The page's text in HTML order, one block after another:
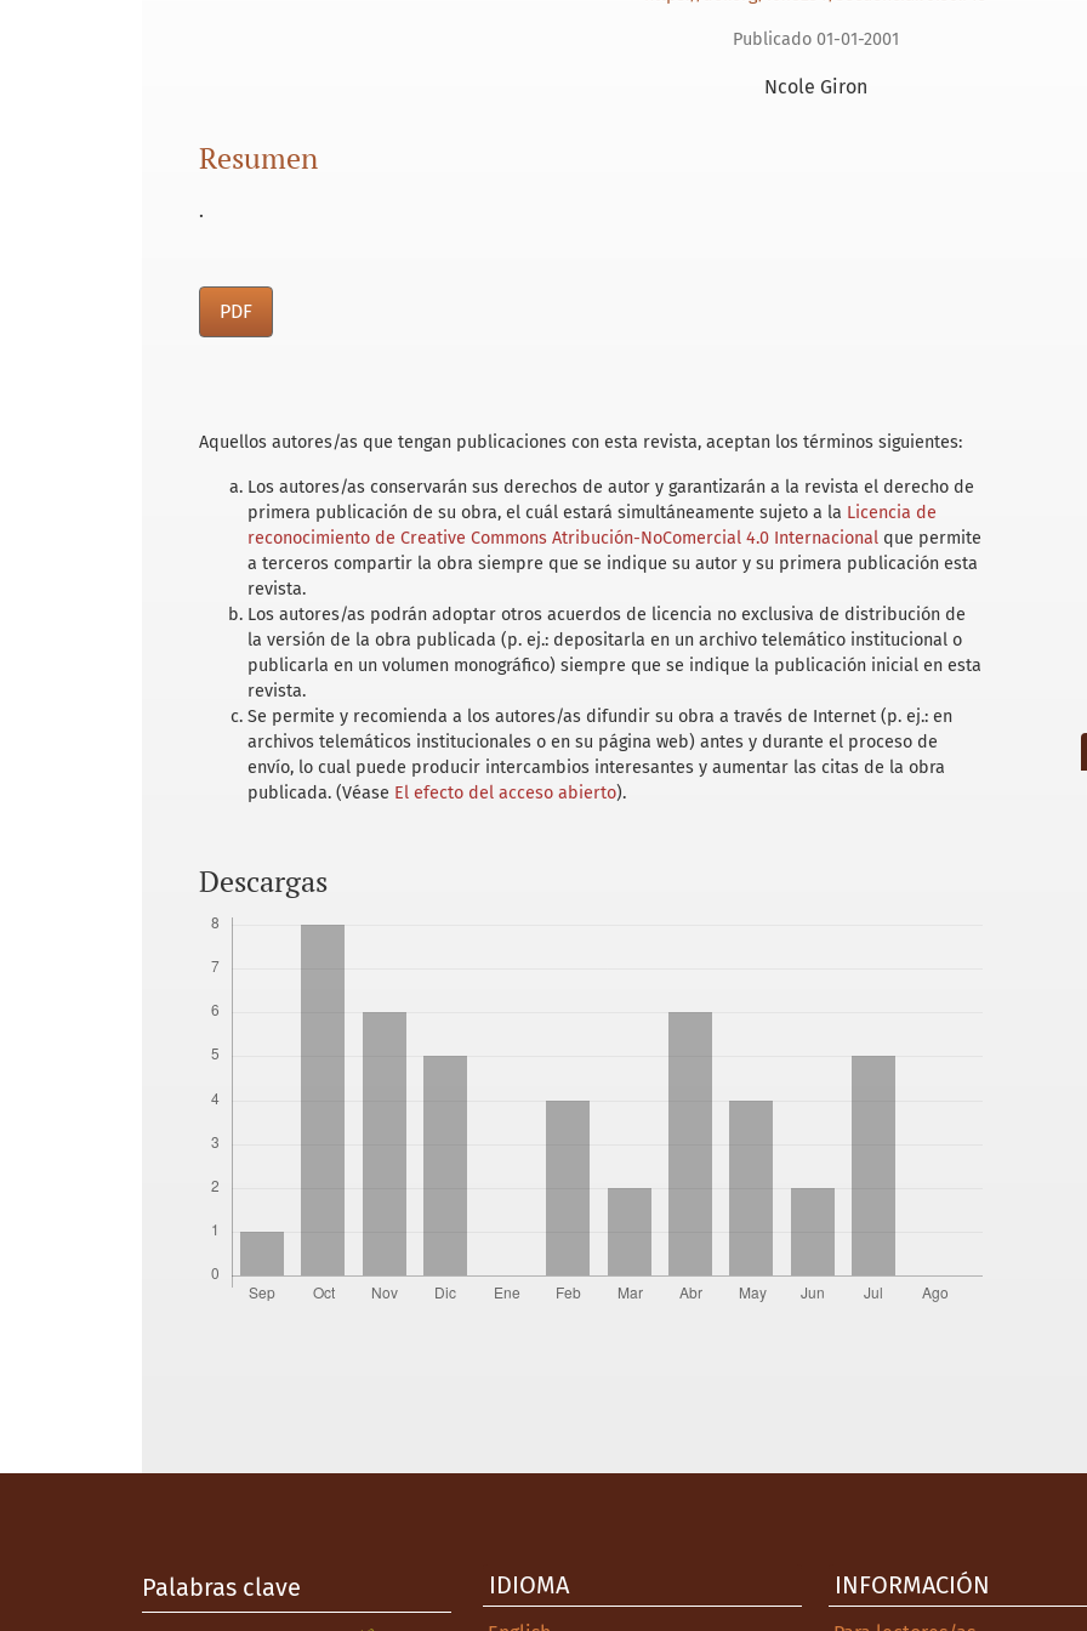
Publicado 01-01-2001
Ncole Giron
Resumen
.
PDF
Aquellos autores/as que tengan publicaciones con esta revista, aceptan los términos siguientes:
Los autores/as conservarán sus derechos de autor y garantizarán a la revista el derecho de
primera publicación de su obra, el cuál estará simultáneamente sujeto a la Licencia de
reconocimiento de Creative Commons Atribución-NoComercial 4.0 Internacional que permite
a terceros compartir la obra siempre que se indique su autor y su primera publicación esta
revista.
Los autores/as podrán adoptar otros acuerdos de licencia no exclusiva de distribución de
la versión de la obra publicada (p. ej.: depositarla en un archivo telemático institucional o
publicarla en un volumen monográfico) siempre que se indique la publicación inicial en esta
revista.
Se permite y recomienda a los autores/as difundir su obra a través de Internet (p. ej.: en
archivos telemáticos institucionales o en su página web) antes y durante el proceso de
envío, lo cual puede producir intercambios interesantes y aumentar las citas de la obra
publicada. (Véase El efecto del acceso abierto).
Descargas
Palabras clave IDIOMA INFORMACIÓN